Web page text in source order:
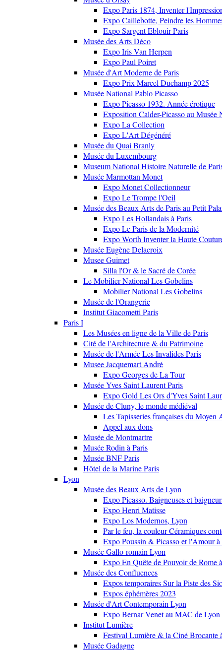
Expo Paris 1874, Inventer
Expo Caillebotte, Peindre les
Expo Sargent Eblouir Paris
Musée des Arts Déco
Expo Iris Van Herpen
Expo Paul Poiret
Musée d'Art Moderne de Paris
Expo Prix Marcel Duchamp 2025
Musée National Pablo Picasso
Expo Picasso 1932. Année érotique
Exposition Calder-Picasso au Musée
Expo La Collection
Expo L'Art Dégénéré
Musée du Quai Branly
Musée du Luxembourg
Museum National Histoire Naturelle de
Musée Marmottan Monet
Expo Monet Collectionneur
Expo Le Trompe l'Oeil
Musée des Beaux Arts de Paris au Petit
Expo Les Hollandais à Paris
Expo Le Paris de la Modernité
Expo Worth Inventer la Haute
Musée Eugène Delacroix
Musee Guimet
Silla l'Or & le Sacré de Corée
Le Mobilier National Les Gobelins
Mobilier National Les Gobelins
Musée de l'Orangerie
Institut Giacometti Paris
Paris I
Les Musées en ligne de la Ville de Paris
Cité de l'Architecture & du Patrimoine
Musée de l'Armée Les Invalides Paris
Musee Jacquemart André
Expo Georges de La Tour
Musée Yves Saint Laurent Paris
Expo Gold Les Ors d'Yves Saint
Musée de Cluny, le monde médiéval
Les Tapisseries françaises du Moyen
Appel aux dons
Musée de Montmartre
Musée Rodin à Paris
Musée BNF Paris
Hôtel de la Marine Paris
Lyon
Musée des Beaux Arts de Lyon
Expo Picasso. Baigneuses et
Expo Henri Matisse
Expo Los Modernos, Lyon
Par le feu, la couleur Céramiques
Expo Poussin & Picasso et l'Amour
Musée Gallo-romain Lyon
Expo En Quête de Pouvoir de Rome
Musée des Confluences
Expos temporaires Sur la Piste des
Expos éphémères 2023
Musée d'Art Contemporain Lyon
Expo Bernar Venet au MAC de Lyon
Institut Lumière
Festival Lumière & la Ciné Brocante
Musée Gadagne